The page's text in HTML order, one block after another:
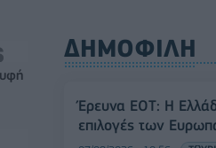
ΔΗΜΟΦΙΛΗ
Έρευνα ΕΟΤ: Η
επιλογές των